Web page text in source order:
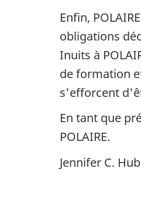
Enfin,
obligations
Inuits à
de formation
s'efforcent
En tant que
POLAIRE.
Jennifer C.